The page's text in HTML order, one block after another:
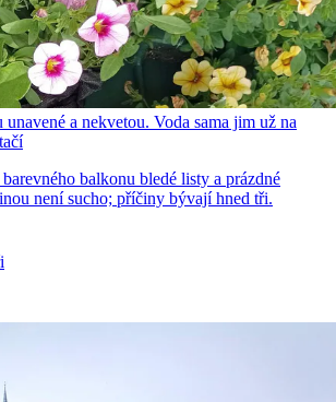
a nekvetou. Voda sama jim už na
balkonu bledé listy a prázdné
není sucho; příčiny bývají hned tři.